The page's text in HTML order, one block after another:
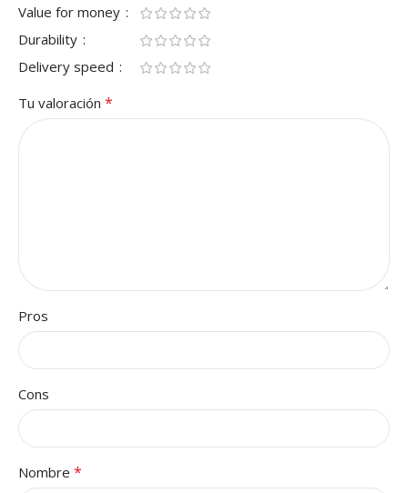
Value for money
Durability
Delivery speed
Tu valoración *
Pros
Cons
Nombre *